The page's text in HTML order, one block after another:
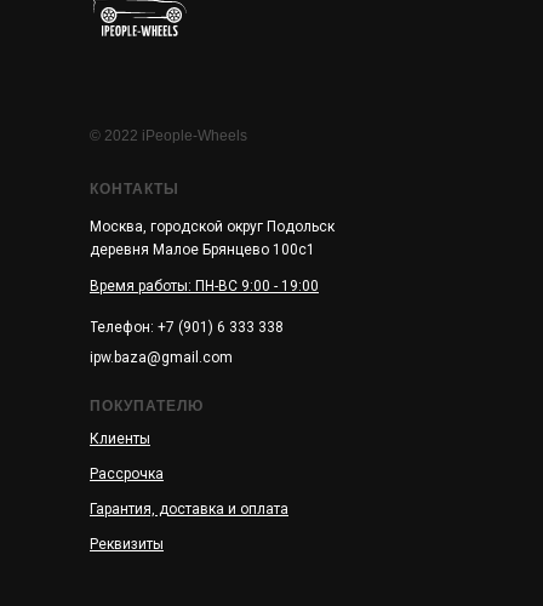
КОНТАКТЫ
Москва, городской округ Подольск
деревня Малое Брянцево 100с1
ipw.baza@gmail.com
Гарантия, доставка и оплата
Рассрочка
Клиенты
Реквизиты
ПОКУПАТЕЛЮ
© 2022 iPeople-Wheels
Телефон: +7 (901) 6 333 338
Время работы: ПН-ВС 9:00 - 19:00